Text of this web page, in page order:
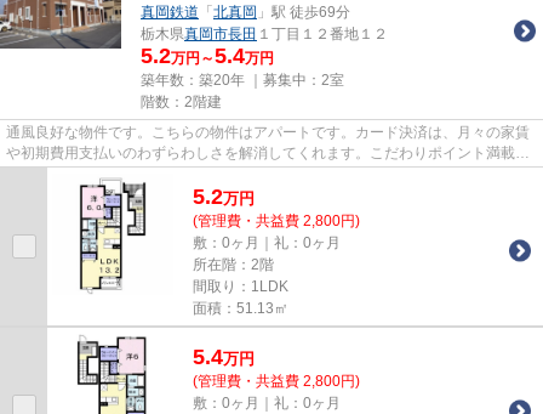
真岡鉄道 「 北真岡 」駅 徒歩69分
栃木県真岡市長田 １丁目１２番地１２
5.2万円～5.4万円
築年数：築20年 ｜募集中： 2室
階数：2階建
通風良好な物件です。こちらの物件はアパートです。カード決済は、月々の家賃
や初期費用支払いのわずらわしさを解消してくれます。こだわりポイント満載の
クレイン ファミリアⅡ。たく...
5.2万円
(管理費・共益費 2,800円)
敷：0ヶ月｜礼：0ヶ月
所在階：2階
間取り：1LDK
面積：51.13㎡
5.4万円
(管理費・共益費 2,800円)
敷：0ヶ月｜礼：0ヶ月